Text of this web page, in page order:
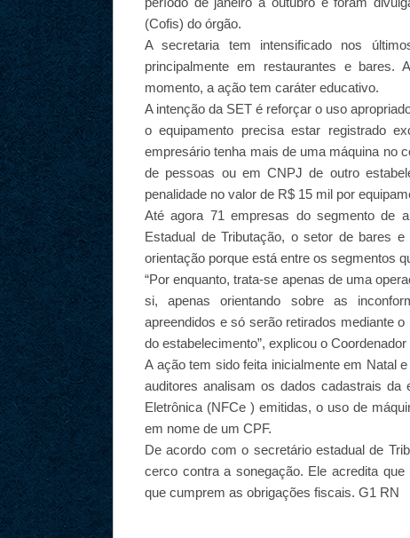
(Cofis) do órgão.
A secretaria tem intensificado nos
principalmente em restaurantes e bares.
momento, a ação tem caráter educativo.
A intenção da SET é reforçar o uso
o equipamento precisa estar registrado
empresário tenha mais de uma máquina no
de pessoas ou em CNPJ de outro
penalidade no valor de R$ 15 mil por
Até agora 71 empresas do segmento de
Estadual de Tributação, o setor de bares
orientação porque está entre os segmentos
“Por enquanto, trata-se apenas de uma
si, apenas orientando sobre as
apreendidos e só serão retirados mediante
do estabelecimento”, explicou o
A ação tem sido feita inicialmente em Natal
auditores analisam os dados cadastrais
Eletrônica (NFCe ) emitidas, o uso de
em nome de um CPF.
De acordo com o secretário estadual de
cerco contra a sonegação. Ele acredita
que cumprem as obrigações fiscais. G1 RN